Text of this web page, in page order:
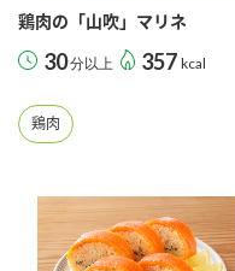
鶏肉の「山吹」マリネ
30分以上 357 kcal
鶏肉